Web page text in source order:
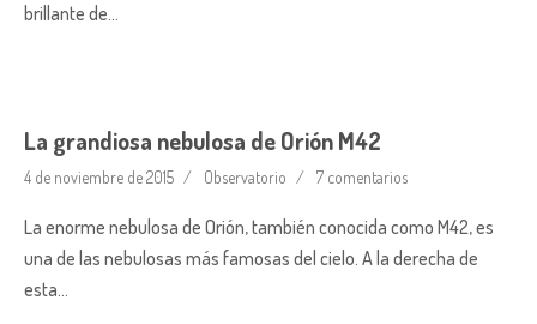
brillante de…
La grandiosa nebulosa de Orión M42
4 de noviembre de 2015 Observatorio 7 comentarios
La enorme nebulosa de Orión, también conocida como M42, es
una de las nebulosas más famosas del cielo. A la derecha de
esta…